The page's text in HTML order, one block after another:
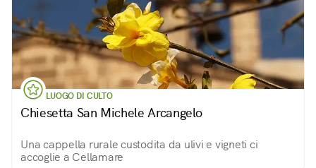
LUOGO DI CULTO
Chiesetta San Michele Arcangelo
Una cappella rurale custodita da ulivi e vigneti ci
accoglie a Cellamare